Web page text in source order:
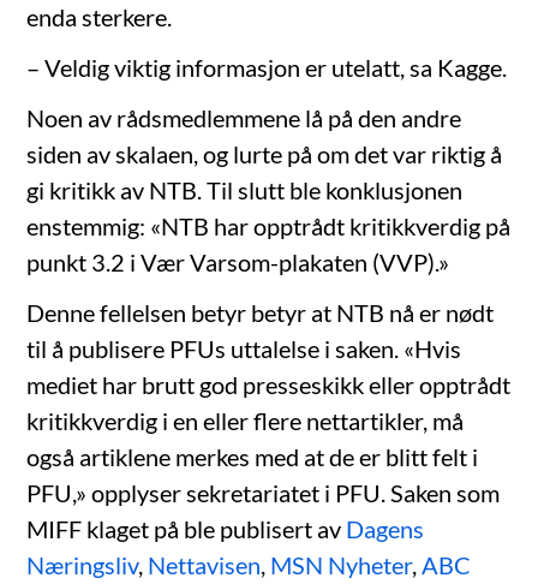
enda sterkere.
– Veldig viktig informasjon er utelatt, sa Kagge.
Noen av rådsmedlemmene lå på den andre
siden av skalaen, og lurte på om det var riktig å
gi kritikk av NTB. Til slutt ble konklusjonen
enstemmig: «NTB har opptrådt kritikkverdig på
punkt 3.2 i Vær Varsom-plakaten (VVP).»
Denne fellelsen betyr betyr at NTB nå er nødt
til å publisere PFUs uttalelse i saken. «Hvis
mediet har brutt god presseskikk eller opptrådt
kritikkverdig i en eller flere nettartikler, må
også artiklene merkes med at de er blitt felt i
PFU,» opplyser sekretariatet i PFU. Saken som
MIFF klaget på ble publisert av Dagens
Næringsliv, Nettavisen, MSN Nyheter,ABC